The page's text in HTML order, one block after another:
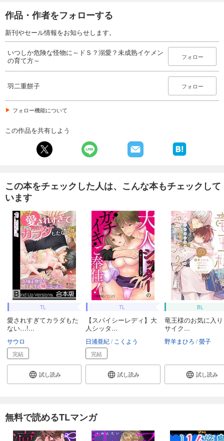
作品・作者をフォローする
新刊やセール情報をお知らせします。
いつしか危険な怪物に～ドＳ？溺愛？未成熟イケメン
の育て方～
フォロー
羽二重餅子 フォロー
フォロー機能について
この作品を共有しよう
この本をチェックした人は、こんな本もチェックして
います
TL
愛されすぎてカラダもた
ない…!...
サウロ
完結
試し読み
TL
【スパイシーレディ】大
人シッタ...
日浦亜紀 こくよう
完結
試し読み
BL
竜王様のお気に入
サイク...
野羊まひろ 螢子
試し読み
無料で読めるTLマンガ